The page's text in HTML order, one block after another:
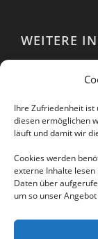
Ihre Zufriedenheit ist
diesen ermöglichen
läuft und damit wir
Cookies werden
externe Inhalte
Daten über
um so unser
WEITERE
AGB
EULA
Folgen Sie